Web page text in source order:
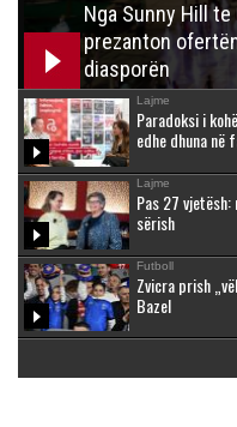
Nga Sunny Hill te
prezanton
diasporën
Lajme
Paradoksi i
edhe dhuna në
Lajme
Pas 27
sërish
Futboll
Zvicra prish
Bazel